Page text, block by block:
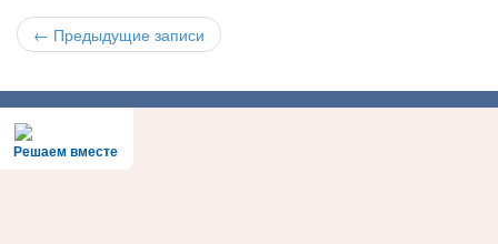
← Предыдущие записи
Решаем вместе